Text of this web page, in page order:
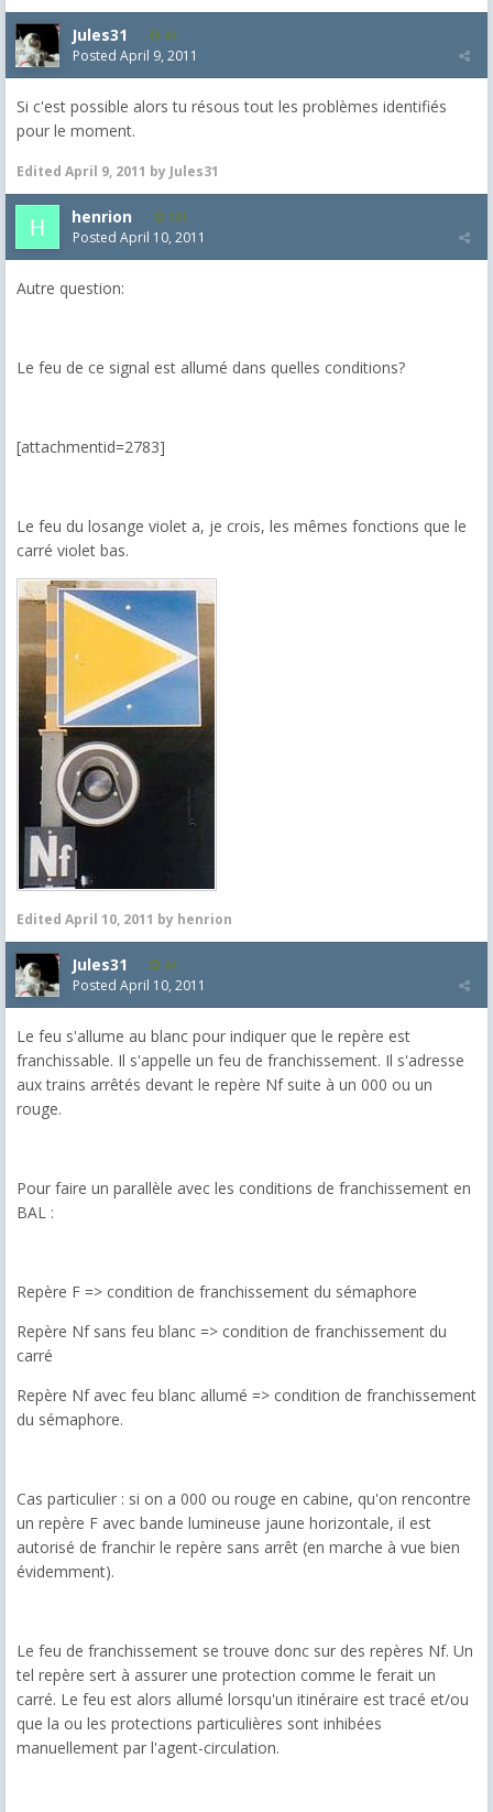
Jules31 44
Posted April 9, 2011
Si c'est possible alors tu résous tout les problèmes identifiés
pour le moment.
Edited April 9, 2011 by Jules31
henrion 101
Posted April 10, 2011
Autre question:
Le feu de ce signal est allumé dans quelles conditions?
[attachmentid=2783]
Le feu du losange violet a, je crois, les mêmes fonctions que le
carré violet bas.
Edited April 10, 2011 by henrion
Jules31 44
Posted April 10, 2011
Le feu s'allume au blanc pour indiquer que le repère est
franchissable. Il s'appelle un feu de franchissement. Il s'adresse
aux trains arrêtés devant le repère Nf suite à un 000 ou un
rouge.
Pour faire un parallèle avec les conditions de franchissement en
BAL :
Repère F => condition de franchissement du sémaphore
Repère Nf sans feu blanc => condition de franchissement du
carré
Repère Nf avec feu blanc allumé => condition de franchissement
du sémaphore.
Cas particulier : si on a 000 ou rouge en cabine, qu'on rencontre
un repère F avec bande lumineuse jaune horizontale, il est
autorisé de franchir le repère sans arrêt (en marche à vue bien
évidemment).
Le feu de franchissement se trouve donc sur des repères Nf. Un
tel repère sert à assurer une protection comme le ferait un
carré. Le feu est alors allumé lorsqu'un itinéraire est tracé et/ou
que la ou les protections particulières sont inhibées
manuellement par l'agent-circulation.